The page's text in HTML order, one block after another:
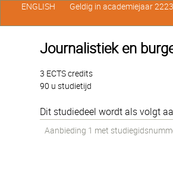
Journalistiek en
3 ECTS credits
90 u studietijd
Dit studiedeel wordt als volgt
Aanbieding 1 met
ENGLISH Geldig in academiejaar 2223